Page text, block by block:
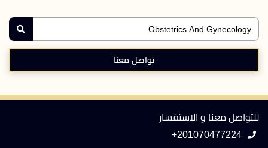
تواصل معنا
للتواصل معنا و الاستفسار
+201070477224